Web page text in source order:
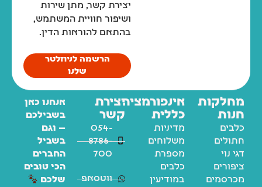
יצירת קשר, מתן שירות
ושיפור חוויית המשתמש,
בהתאם להוראות הדין.
הרשמה לניוזלטר
שלנו
מחלקות
חנות
כלבים
חתולים
דגי נוי
ציפורים
מכרסמים
אינפורמציה
כללית
מדיניות
משלוחים
מספרת
כלבים
במודיעין
יצירת
קשר
054-
8786-
700
ווטסאפ
אנחנו כאן
בשבילכם
— וגם
בשביל
החברים
הכי טובים
שלכם